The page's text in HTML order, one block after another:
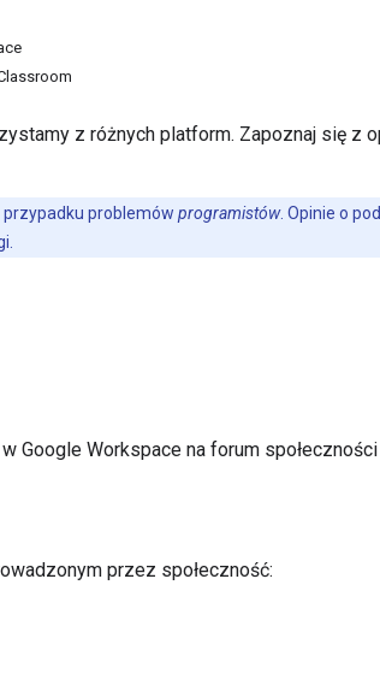
z różnych platform. Zapoznaj się z
przypadku problemów programistów. Opinie o
Google Workspace na forum społeczności
przez społeczność: